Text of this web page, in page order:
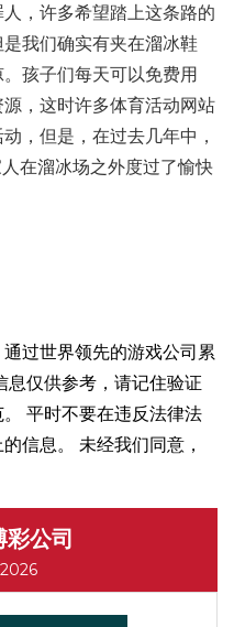
，许多希望踏上这条路的
我们确实有夹在溜冰鞋
孩子们每天可以免费用
，这时许多体育活动网站
，但是，在过去几年中，
在溜冰场之外度过了愉快
过世界领先的游戏公司累
息仅供参考，请记住验证
平时不要在违反法律法
信息。 未经我们同意，
公司